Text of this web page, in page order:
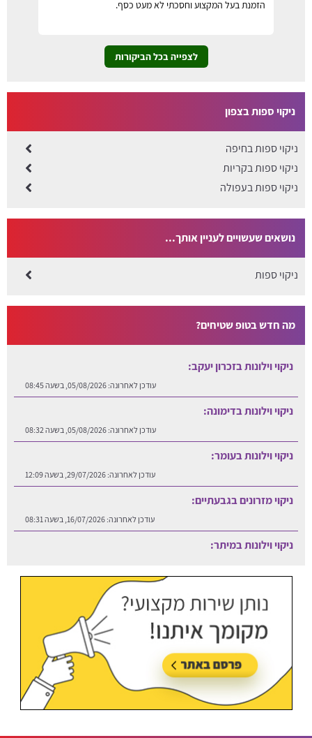
הזמנת בעל המקצוע וחסכתי לא מעט כסף.
לצפייה בכל הביקורות
ניקוי ספות בצפון
ניקוי ספות בחיפה
ניקוי ספות בקריות
ניקוי ספות בעפולה
נושאים שעשויים לעניין אותך...
ניקוי ספות
מה חדש בטופ שטיחים?
ניקוי וילונות בזכרון יעקב:
עודכן לאחרונה: 05/08/2026, בשעה 08:45
ניקוי וילונות בדימונה:
עודכן לאחרונה: 05/08/2026, בשעה 08:32
ניקוי וילונות בעומר:
עודכן לאחרונה: 29/07/2026, בשעה 12:09
ניקוי מזרונים בגבעתיים:
עודכן לאחרונה: 16/07/2026, בשעה 08:31
ניקוי וילונות במיתר: